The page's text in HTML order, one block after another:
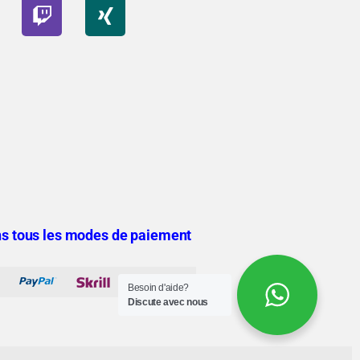
tous les modes de paiement
Besoin d'aide?
Discute avec nous